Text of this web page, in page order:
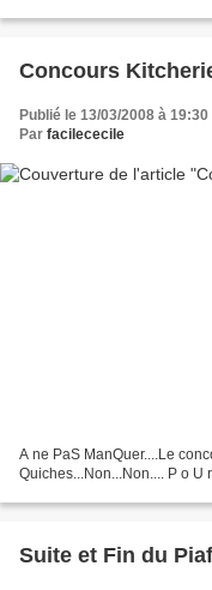
Concours
Publié le 13/03/2008 à 19:30
Par facilececile
A ne PaS ManQuer....Le
Quiches...Non...Non.... P o U
Suite et Fin du